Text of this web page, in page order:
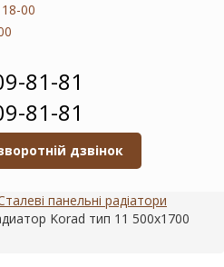
00
81-81
81-81
дзвінок
панельні радіатори
Korad тип 11 500х1700